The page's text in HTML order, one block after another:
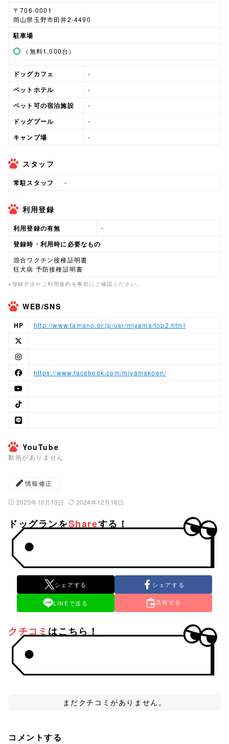
〒706-0001
岡山県玉野市田井2-4490
駐車場
（無料1,000台）
ドッグカフェ -
ペットホテル -
ペット可の宿泊施設 -
ドッグプール -
キャンプ場 -
スタッフ
常駐スタッフ -
利用登録
利用登録の有無 -
登録時・利用時に必要なもの
混合ワクチン接種証明書
狂犬病 予防接種証明書
※登録方法やご利用規約を事前にご確認ください。
WEB/SNS
HP http://www.tamano.or.jp/usr/miyama/top2.html
https://www.facebook.com/miyamakoen/
YouTube
動画がありません
情報修正
公開日：
2023年10月13日 最終更新日：
2024年12月18日
ドッグランをShareする！
シェアする シェアする
LINEで送る 共有する
クチコミ はこちら！
まだクチコミがありません。
コメントする